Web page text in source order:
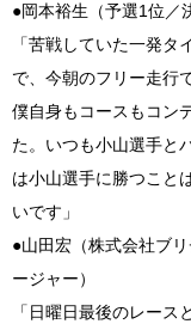
●岡本裕生（予選1位／
「苦戦していた一発
で、今朝のフリー走行
僕自身もコースもコン
た。いつも小山選手と
は小山選手に勝つこと
いです」
●山田宏（株式会社ブ
ージャー）
「日曜日最後のレー